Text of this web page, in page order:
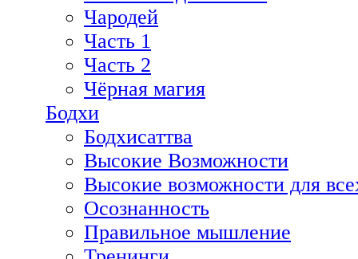
Чародей
Часть 1
Часть 2
Чёрная магия
Бодхи
Бодхисаттва
Высокие Возможности
Высокие возможности для
Осознанность
Правильное мышление